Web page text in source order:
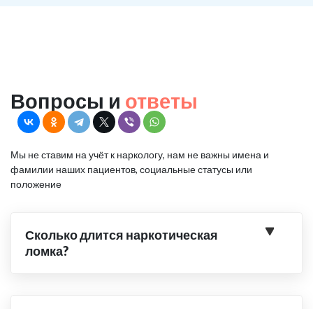
Вопросы и ответы
Мы не ставим на учёт к наркологу, нам не важны имена и
фамилии наших пациентов, социальные статусы или
положение
Сколько длится наркотическая
ломка?